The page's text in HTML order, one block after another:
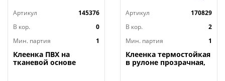
Артикул
145376
В кор.
0
Мин. партия
1
Клеенка ПВХ на
тканевой основе
Артикул
170829
В кор.
2
Мин. партия
1
Клеенка термостойкая
в рулоне прозрачная,